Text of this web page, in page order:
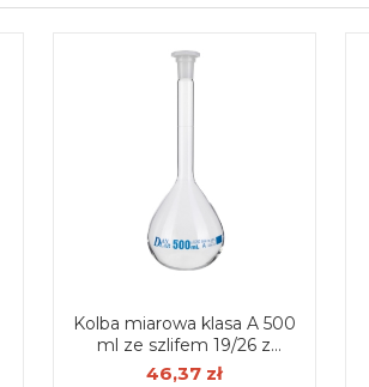
Kolba miarowa klasa A 500
ml ze szlifem 19/26 z
korkiem PP, certyfikat serii
46,37 zł